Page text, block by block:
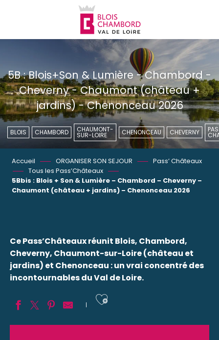
principal
5B : Blois+Son & Lumière - Chambord -
Cheverny - Chaumont (château +
jardins) - Chenonceau 2026
BLOIS CHAMBORD CHAUMONT-
SUR-LOIRE CHENONCEAU CHEVERNY
Accueil ORGANISER SON SEJOUR
Pass’ Châteaux
Tous les Pass’Châteaux
5Bbis : Blois + Son & Lumière – Chambord – Cheverny –
Chaumont (château + jardins) – Chenonceau 2026
Ce Pass’Châteaux réunit Blois, Chambord,
Cheverny, Chaumont-sur-Loire (château et
jardins) et Chenonceau : un vrai concentré des
incontournables du Val de Loire.
Ajouter aux